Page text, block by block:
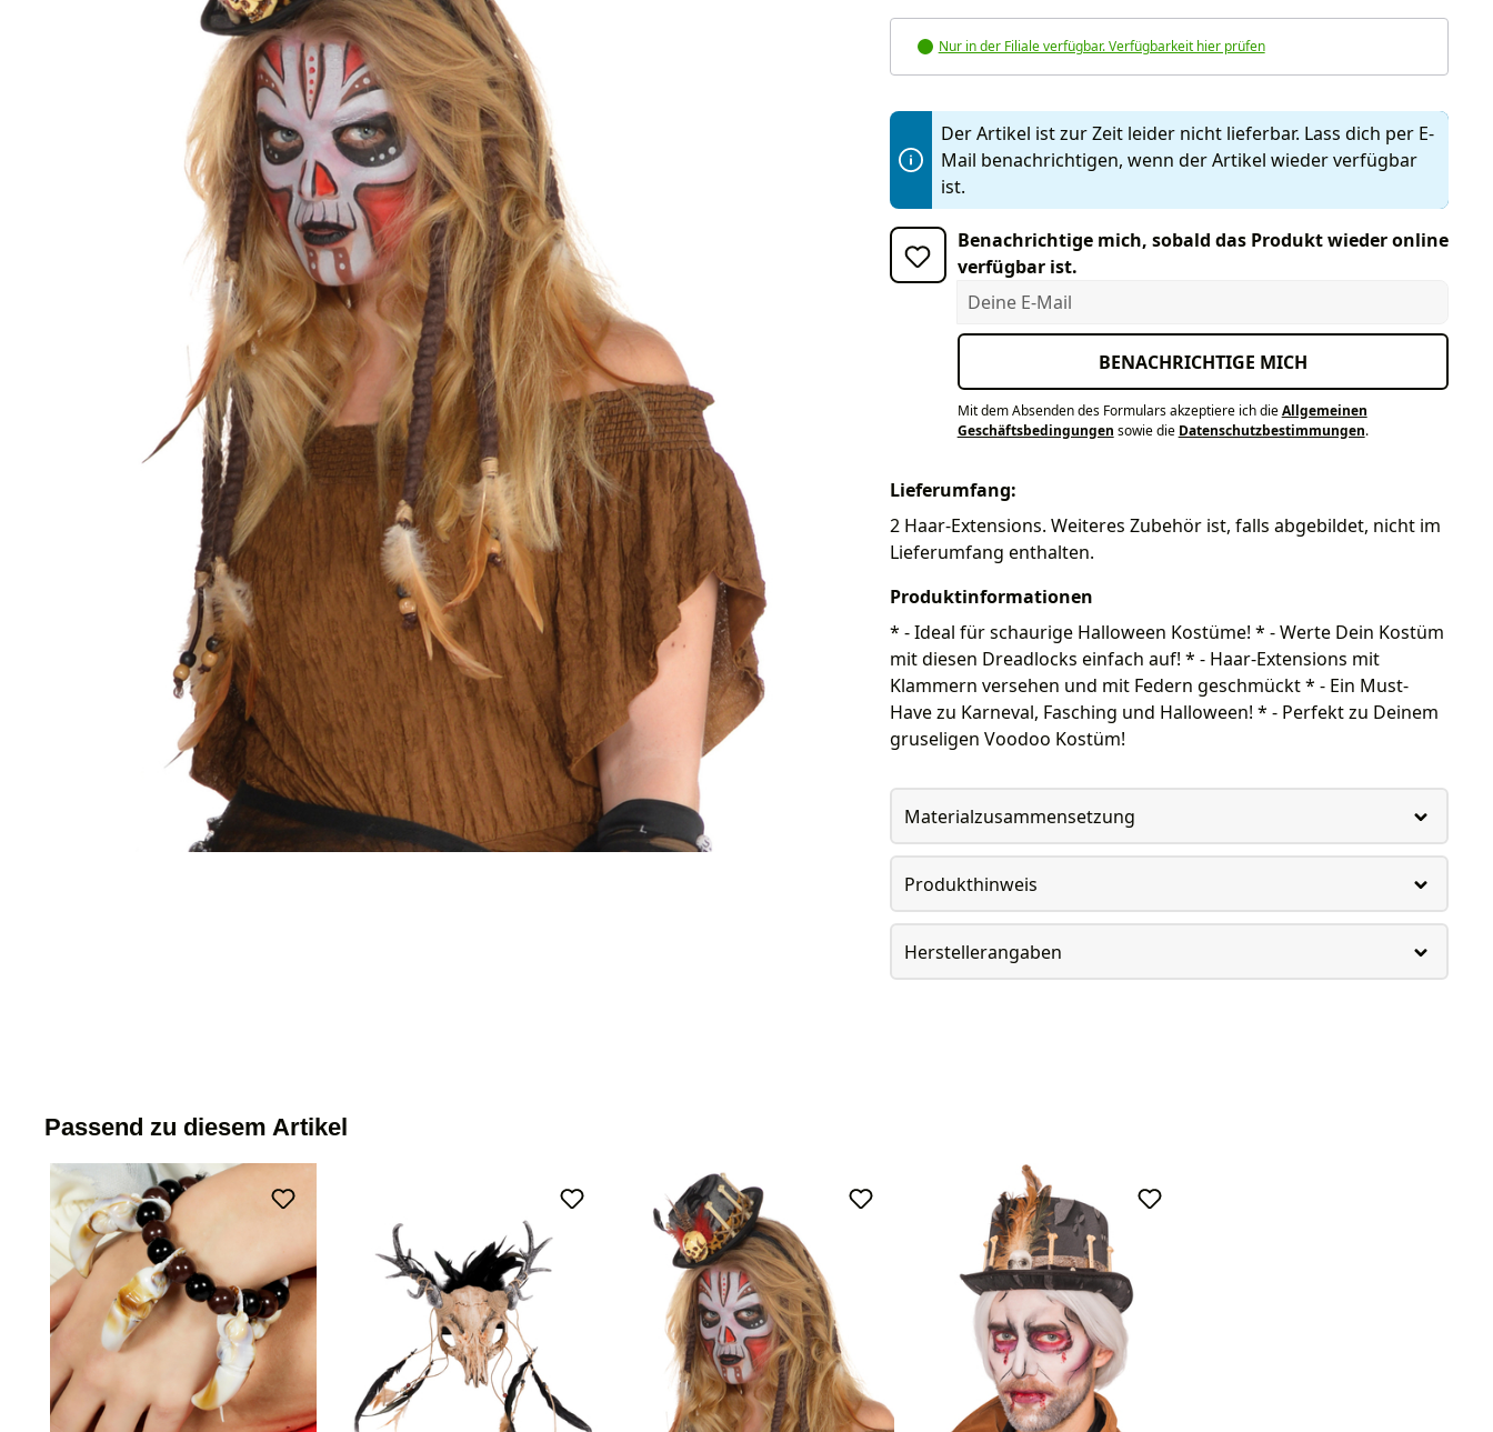
Nur in der Filiale verfügbar. Verfügbarkeit hier prüfen
Der Artikel ist zur Zeit leider nicht lieferbar. Lass dich per E-
Mail benachrichtigen, wenn der Artikel wieder verfügbar
ist.
Benachrichtige mich, sobald das Produkt wieder online
verfügbar ist.
Deine E-Mail
BENACHRICHTIGE MICH
Mit dem Absenden des Formulars akzeptiere ich dieAllgemeinen
Geschäftsbedingungen sowie die Datenschutzbestimmungen.
Lieferumfang:
2 Haar-Extensions. Weiteres Zubehör ist, falls abgebildet, nicht im
Lieferumfang enthalten.
Produktinformationen
* - Ideal für schaurige Halloween Kostüme! * - Werte Dein Kostüm
mit diesen Dreadlocks einfach auf! * - Haar-Extensions mit
Klammern versehen und mit Federn geschmückt * - Ein Must-
Have zu Karneval, Fasching und Halloween! * - Perfekt zu Deinem
gruseligen Voodoo Kostüm!
Materialzusammensetzung
Produkthinweis
Herstellerangaben
Passend zu diesem Artikel